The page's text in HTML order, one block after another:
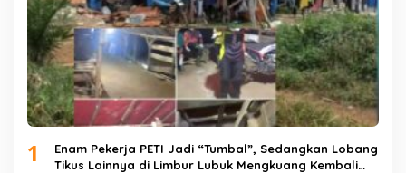
1
Enam Pekerja PETI Jadi “Tumbal”, Sedangkan Lobang
Tikus Lainnya di Limbur Lubuk Mengkuang Kembali